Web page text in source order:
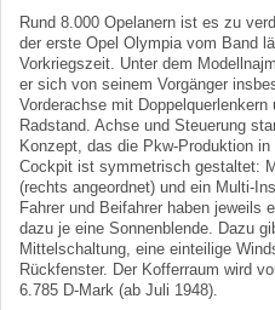
Rund 8.000 Opelanern ist es zu
der erste Opel Olympia vom Band
Vorkriegszeit. Unter dem
er sich von seinem Vorgänger
Vorderachse mit
Radstand. Achse und Steuerung
Konzept, das die Pkw-Produktion
Cockpit ist symmetrisch gestaltet:
(rechts angeordnet) und ein Multi-
Fahrer und Beifahrer haben jeweils
dazu je eine Sonnenblende. Dazu
Mittelschaltung, eine einteilige
Rückfenster. Der Kofferraum wird
6.785 D-Mark (ab Juli 1948).